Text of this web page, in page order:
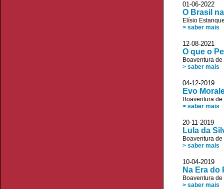
01-06-
O Brasil
Elísio
> saber mais
12-08-2021
O que o
Boaventura
> saber mais
04-12-2019
Evo
Boaventura
> saber mais
20-11-2019
Lula da
Boaventura
> saber mais
10-04-2019
Na Era do
Boaventura
> saber mais